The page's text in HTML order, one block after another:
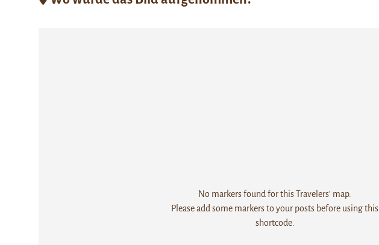
No markers found for this Travelers' map.
Please add some markers to your posts before using this
shortcode.